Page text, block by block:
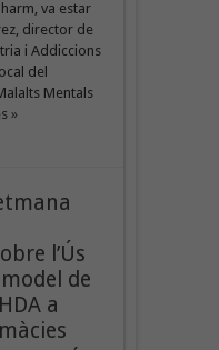
va estar
director de
i Addiccions
del
Mentals
»
l’Ús
de
a